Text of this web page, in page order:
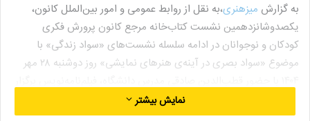
به گزارش میزهنری،به نقل از روابط عمومی و امور بین‌الملل کانون،
یکصدوشانزدهمین نشست کتاب‌خانه مرجع کانون پرورش فکری
کودکان و نوجوانان در ادامه سلسله نشست‌های «سواد زندگی» با
موضوع «سواد بصری در آینه‌ی هنرهای نمایشی» روز دوشنبه ۲۸ مهر
نمایش بیشتر